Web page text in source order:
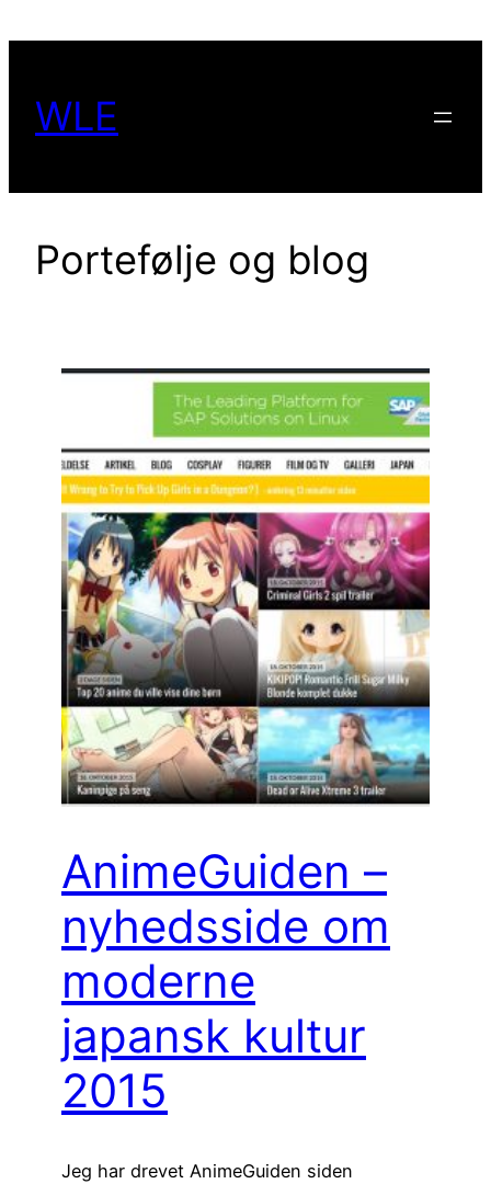
WLE
Portefølje og blog
AnimeGuiden –
nyhedsside om
moderne
japansk kultur
2015
Jeg har drevet AnimeGuiden siden